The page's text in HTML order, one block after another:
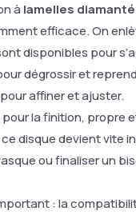
panier
à lamelles
efficace. On
disponibles pour
dégrossir et
pour affiner et ajuster.
pour la finition, propre
disque devient vite
ou finaliser un
: la